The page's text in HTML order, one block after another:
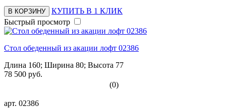
В КОРЗИНУ
КУПИТЬ В 1 КЛИК
Быстрый просмотр
Стол обеденный из акации лофт 02386
Длина 160; Ширина 80; Высота 77
78 500 руб.
(0)
арт. 02386